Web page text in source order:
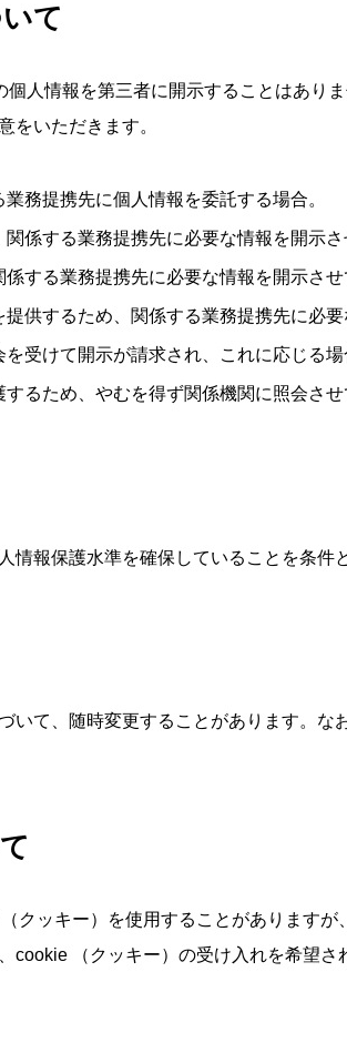
て
人情報を第三者に開示することはあり
をいただきます。
務提携先に個人情報を委託する場合。
係する業務提携先に必要な情報を開示さ
する業務提携先に必要な情報を開示させ
供するため、関係する業務提携先に必要
受けて開示が請求され、これに応じる場
るため、やむを得ず関係機関に照会させ
報保護水準を確保していることを条件
いて、随時変更することがあります。
クッキー）を使用することがあります
（クッキー）の受け入れを希望